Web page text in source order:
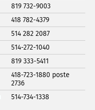
819 732-9003
418 782-4379
514 282 2087
514-272-1040
819 333-5411
418-723-1880 poste
2736
514-734-1338